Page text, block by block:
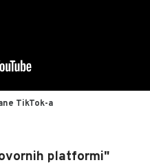
TikTok-a
platformi"